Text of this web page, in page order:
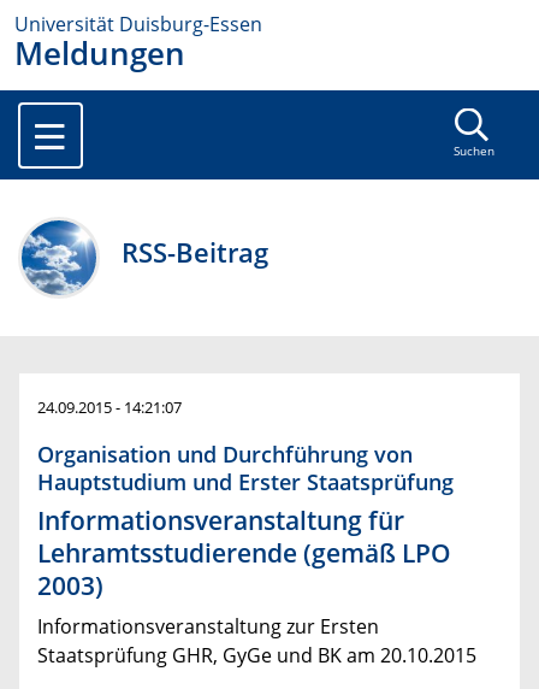
Universität Duisburg-Essen
Meldungen
Suchen
RSS-Beitrag
24.09.2015 - 14:21:07
Organisation und Durchführung von
Hauptstudium und Erster Staatsprüfung
Informationsveranstaltung für
Lehramtsstudierende (gemäß LPO
2003)
Informationsveranstaltung zur Ersten
Staatsprüfung GHR, GyGe und BK am 20.10.2015